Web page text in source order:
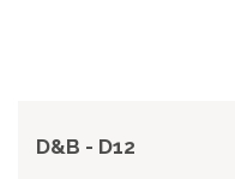
D&B - D12